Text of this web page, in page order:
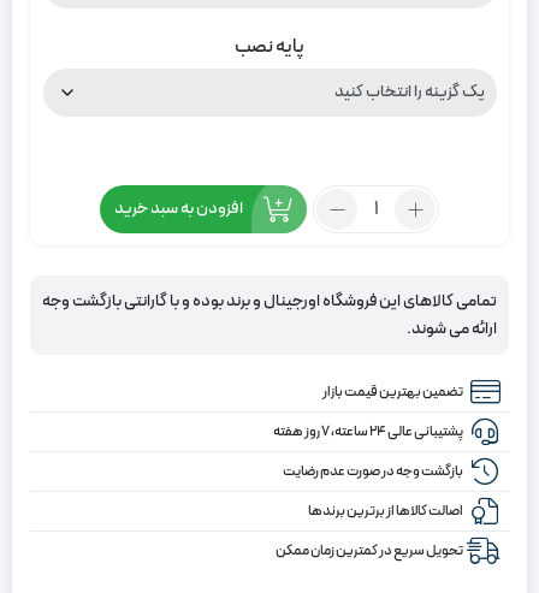
پایه نصب
تعداد:
ساده
رنگ
تیره
افزودن به سبد خرید
تمامی کالاهای این فروشگاه اورجینال و برند بوده و با گارانتی بازگشت وجه
ارائه می شوند.
تضمین بهترین قیمت بازار
پشتیبانی عالی ۲۴ ساعته، ۷ روز هفته
بازگشت وجه در صورت عدم رضایت
اصالت کالاها از برترین برندها
تحویل سریع در کمترین زمان ممکن